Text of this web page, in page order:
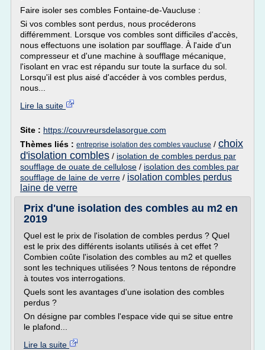
Faire isoler ses combles Fontaine-de-Vaucluse :
Si vos combles sont perdus, nous procéderons
différemment. Lorsque vos combles sont difficiles d'accès,
nous effectuons une isolation par soufflage. À l'aide d'un
compresseur et d'une machine à soufflage mécanique,
l'isolant en vrac est répandu sur toute la surface du sol.
Lorsqu'il est plus aisé d'accéder à vos combles perdus,
nous...
Lire la suite
Site : https://couvreursdelasorgue.com
Thèmes liés : entreprise isolation des combles vaucluse / choix
d'isolation combles / isolation de combles perdus par
soufflage de ouate de cellulose / isolation des combles par
soufflage de laine de verre / isolation combles perdus
laine de verre
Prix d'une isolation des combles au m2 en
2019
Quel est le prix de l'isolation de combles perdus ? Quel
est le prix des différents isolants utilisés à cet effet ?
Combien coûte l'isolation des combles au m2 et quelles
sont les techniques utilisées ? Nous tentons de répondre
à toutes vos interrogations.
Quels sont les avantages d'une isolation des combles
perdus ?
On désigne par combles l'espace vide qui se situe entre
le plafond...
Lire la suite